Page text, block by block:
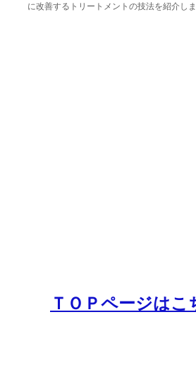
に改善するトリートメントの技法を紹介し
ＴＯＰページはこ